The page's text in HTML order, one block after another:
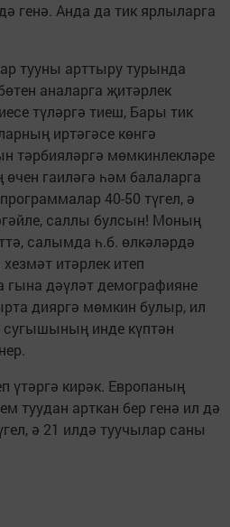
генә. Анда да тик ярлыларга
тууны арттыру турында
аналарга җитәрлек
түләргә тиеш, Бары тик
иртәгәсе көнгә
тәрбияләргә мөмкинлекләре
гаиләгә һәм балаларга
40-50 түгел, ә
саллы булсын! Моның
салымда һ.б. өлкәләрдә
итәрлек итеп
гына дәүләт демографияне
дияргә мөмкин булыр, ил
сугышының инде күптән
үтәргә кирәк. Европаның
туудан арткан бер генә ил дә
ә 21 илдә туучылар саны